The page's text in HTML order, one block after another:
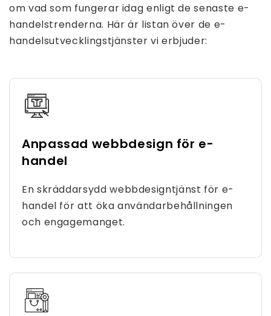
om vad som fungerar idag enligt de senaste e-
handelstrenderna. Här är listan över de e-
handelsutvecklingstjänster vi erbjuder:
Anpassad webbdesign för e-
handel
En skräddarsydd webbdesigntjänst för e-
handel för att öka användarbehållningen
och engagemanget.